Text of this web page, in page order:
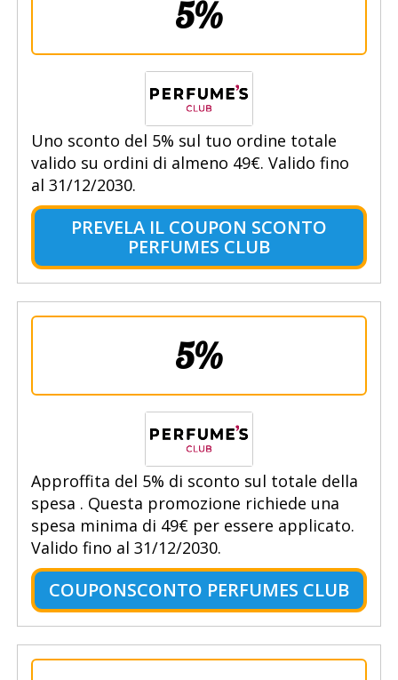
5%
Uno sconto del 5% sul tuo ordine totale
valido su ordini di almeno 49€. Valido fino
al 31/12/2030.
PREVELA IL COUPON SCONTO
PERFUMES CLUB
5%
Approffita del 5% di sconto sul totale della
spesa . Questa promozione richiede una
spesa minima di 49€ per essere applicato.
Valido fino al 31/12/2030.
COUPONSCONTO PERFUMES CLUB